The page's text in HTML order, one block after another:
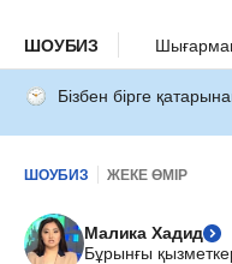
ШОУБИЗ
Бізбен бірге
ШОУБИЗ ЖЕКЕ ӨМІР
Малика Хадид
Бұрынғы